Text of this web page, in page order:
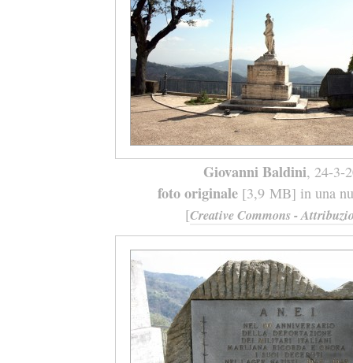
Giovanni Baldini, 24-3-
foto originale[3,9 MB] in una
[Creative Commons -